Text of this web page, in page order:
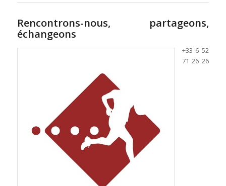
Rencontrons-nous, partageons,
échangeons
+33 6 52
71 26 26